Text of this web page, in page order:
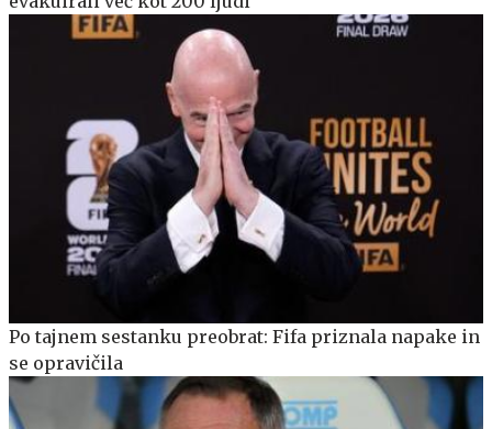
Po tajnem sestanku preobrat: Fifa priznala napake in
se opravičila